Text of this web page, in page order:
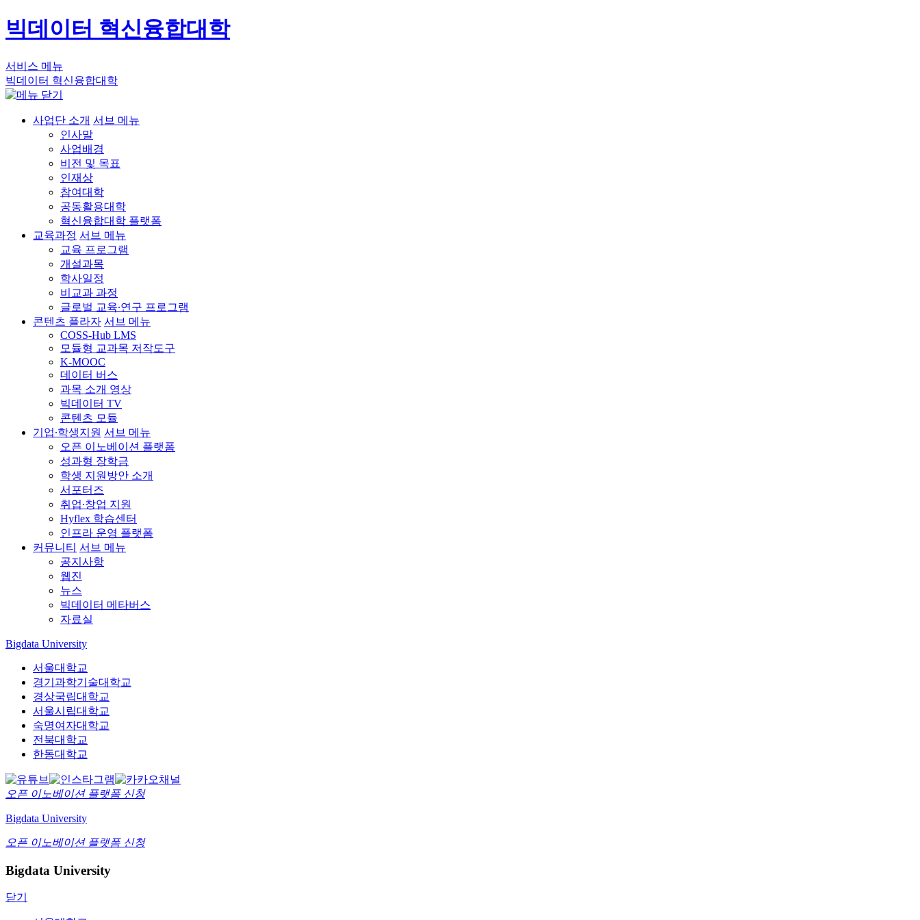
빅데이터 혁신융합대학
서비스 메뉴
빅데이터 혁신융합대학
사업단 소개 서브 메뉴
인사말
사업배경
비전 및 목표
인재상
참여대학
공동활용대학
혁신융합대학 플랫폼
교육과정 서브 메뉴
교육 프로그램
개설과목
학사일정
비교과 과정
글로벌 교육∙연구 프로그램
콘텐츠 플라자 서브 메뉴
COSS-Hub LMS
모듈형 교과목 저작도구
K-MOOC
데이터 버스
과목 소개 영상
빅데이터 TV
콘텐츠 모듈
기업∙학생지원 서브 메뉴
오픈 이노베이션 플랫폼
성과형 장학금
학생 지원방안 소개
서포터즈
취업∙창업 지원
Hyflex 학습센터
인프라 운영 플랫폼
커뮤니티 서브 메뉴
공지사항
웹진
뉴스
빅데이터 메타버스
자료실
Bigdata University
서울대학교
경기과학기술대학교
경상국립대학교
서울시립대학교
숙명여자대학교
전북대학교
한동대학교
오픈 이노베이션 플랫폼 신청
Bigdata University
오픈 이노베이션 플랫폼 신청
Bigdata University
닫기